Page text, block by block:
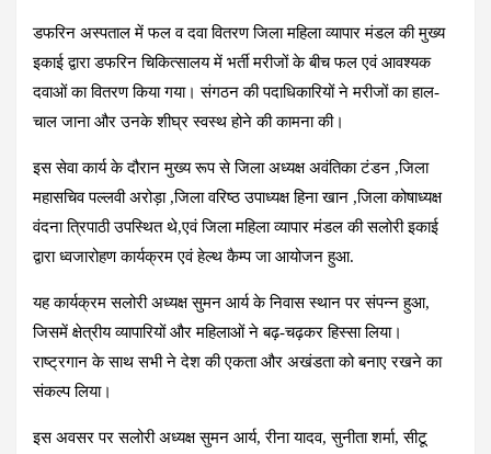
डफरिन अस्पताल में फल व दवा वितरण जिला महिला व्यापार मंडल की मुख्य
इकाई द्वारा डफरिन चिकित्सालय में भर्ती मरीजों के बीच फल एवं आवश्यक
दवाओं का वितरण किया गया। संगठन की पदाधिकारियों ने मरीजों का हाल-
चाल जाना और उनके शीघ्र स्वस्थ होने की कामना की।
इस सेवा कार्य के दौरान मुख्य रूप से जिला अध्यक्ष अवंतिका टंडन ,जिला
महासचिव पल्लवी अरोड़ा ,जिला वरिष्ठ उपाध्यक्ष हिना खान ,जिला कोषाध्यक्ष
वंदना त्रिपाठी उपस्थित थे,एवं जिला महिला व्यापार मंडल की सलोरी इकाई
द्वारा ध्वजारोहण कार्यक्रम एवं हेल्थ कैम्प जा आयोजन हुआ.
यह कार्यक्रम सलोरी अध्यक्ष सुमन आर्य के निवास स्थान पर संपन्न हुआ,
जिसमें क्षेत्रीय व्यापारियों और महिलाओं ने बढ़-चढ़कर हिस्सा लिया।
राष्ट्रगान के साथ सभी ने देश की एकता और अखंडता को बनाए रखने का
संकल्प लिया।
इस अवसर पर सलोरी अध्यक्ष सुमन आर्य, रीना यादव, सुनीता शर्मा, सीटू